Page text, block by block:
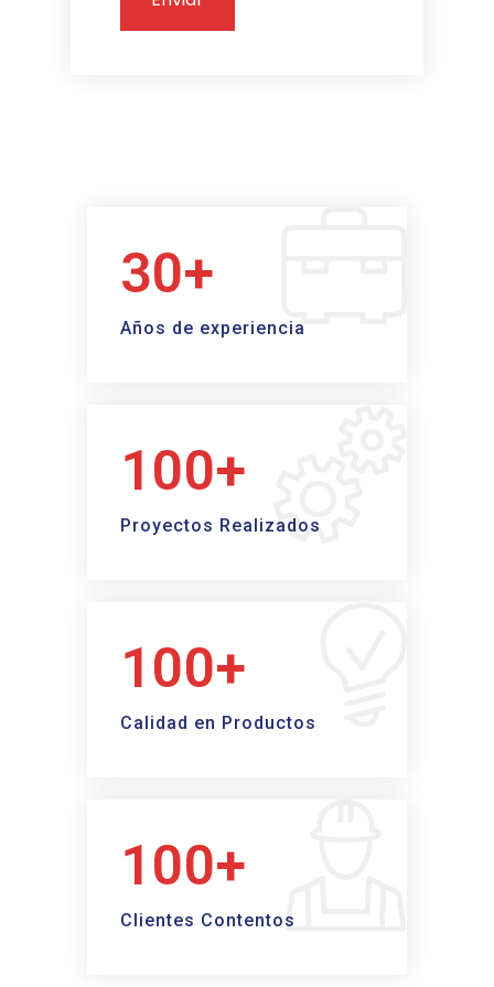
30+
Años de experiencia
100+
Proyectos Realizados
100+
Calidad en Productos
100+
Clientes Contentos